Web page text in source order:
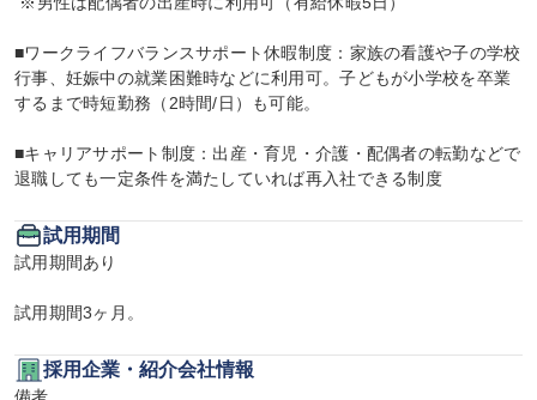
■ワークライフバランスサポート休暇制度：家族の看護や子の学校
行事、妊娠中の就業困難時などに利用可。子どもが小学校を卒業
するまで時短勤務（2時間/日）も可能。
■キャリアサポート制度：出産・育児・介護・配偶者の転勤などで
退職しても一定条件を満たしていれば再入社できる制度
試用期間
試用期間あり
試用期間3ヶ月。
採用企業・紹介会社情報